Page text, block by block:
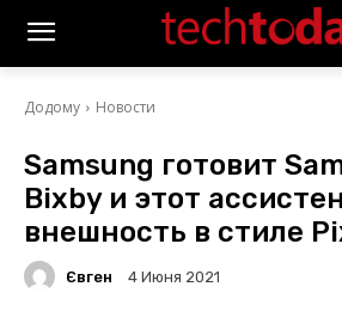
Додому Новости
Samsung готовит
Bixby и этот
внешность в стиле
Євген 4 Июня 2021